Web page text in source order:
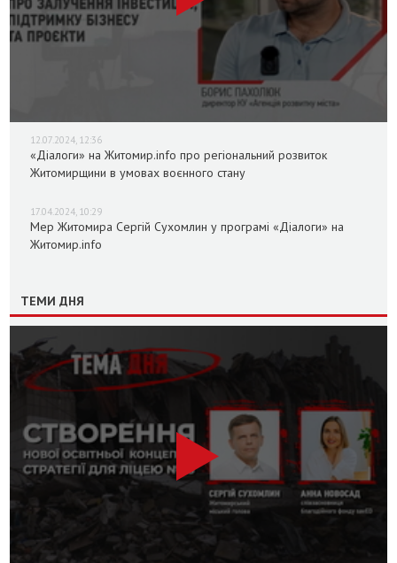
12.07.2024, 12:36
«Діалоги» на Житомир.info про регіональний розвиток
Житомирщини в умовах воєнного стану
17.04.2024, 10:29
Мер Житомира Сергій Сухомлин у програмі «Діалоги» на
Житомир.info
ТЕМИ ДНЯ